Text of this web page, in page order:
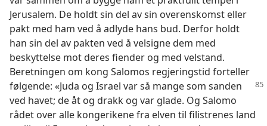
Jerusalem. De holdt sin del av sin overenskomst eller
pakt med ham ved å adlyde hans bud. Derfor holdt
han sin del av pakten ved å velsigne dem med
beskyttelse mot deres fiender og med velstand.
Beretningen om kong Salomos regjeringstid forteller
følgende: «Juda og Israel var så mange som sanden
ved havet; de åt og drakk og var glade. Og Salomo
rådet over alle kongerikene fra elven til filistrenes land